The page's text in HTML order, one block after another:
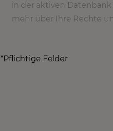
in der aktiven
mehr über Ihre Rechte
*Pflichtige Felder